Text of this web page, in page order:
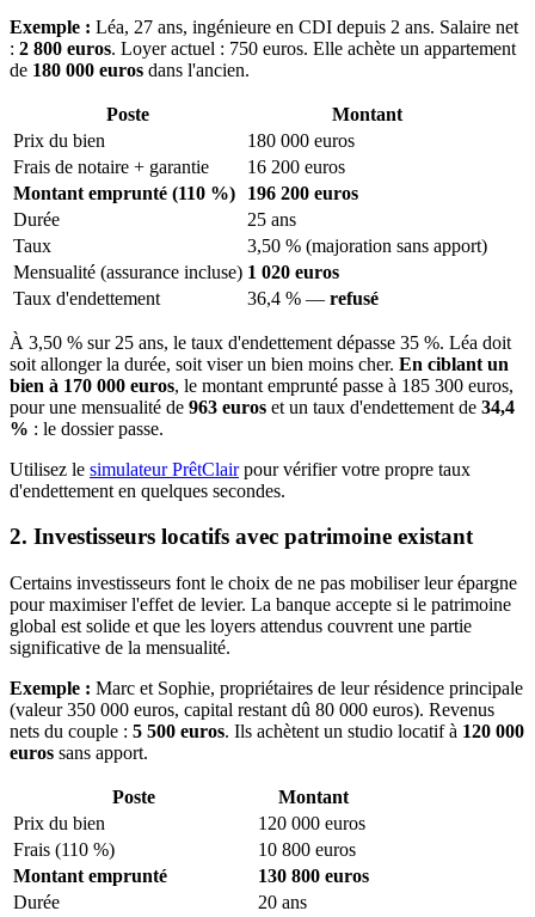
Exemple : Léa, 27 ans, ingénieure en CDI depuis 2 ans. Salaire net
: 2 800 euros. Loyer actuel : 750 euros. Elle achète un appartement
de 180 000 euros dans l'ancien.
Poste
Montant
Prix du bien
180 000 euros
Frais de notaire + garantie
16 200 euros
Montant emprunté (110 %)
196 200 euros
Durée
25 ans
Taux
3,50 % (majoration sans apport)
Mensualité (assurance incluse) 1 020 euros
Taux d'endettement
36,4 % — refusé
À 3,50 % sur 25 ans, le taux d'endettement dépasse 35 %. Léa doit
soit allonger la durée, soit viser un bien moins cher. En ciblant un
bien à 170 000 euros, le montant emprunté passe à 185 300 euros,
pour une mensualité de 963 euros et un taux d'endettement de 34,4
% : le dossier passe.
Utilisez le simulateur PrêtClairpour vérifier votre propre taux
d'endettement en quelques secondes.
2. Investisseurs locatifs avec patrimoine existant
Certains investisseurs font le choix de ne pas mobiliser leur épargne
pour maximiser l'effet de levier. La banque accepte si le patrimoine
global est solide et que les loyers attendus couvrent une partie
significative de la mensualité.
Exemple : Marc et Sophie, propriétaires de leur résidence principale
(valeur 350 000 euros, capital restant dû 80 000 euros). Revenus
nets du couple : 5 500 euros. Ils achètent un studio locatif à 120 000
euros sans apport.
Poste
Montant
Prix du bien
120 000 euros
Frais (110 %)
10 800 euros
Montant emprunté
130 800 euros
Durée
20 ans